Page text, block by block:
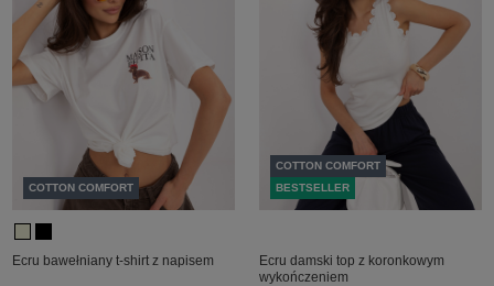
COTTON COMFORT
Ecru bawełniany t-shirt z napisem
COTTON COMFORT
BESTSELLER
Ecru damski top z koronkowym
wykończeniem